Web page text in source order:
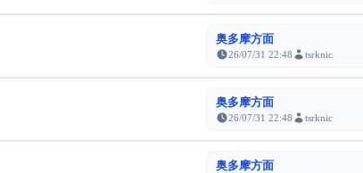
奥多摩方面
26/07/31 22:48 tsrknic
奥多摩方面
26/07/31 22:48 tsrknic
奥多摩方面